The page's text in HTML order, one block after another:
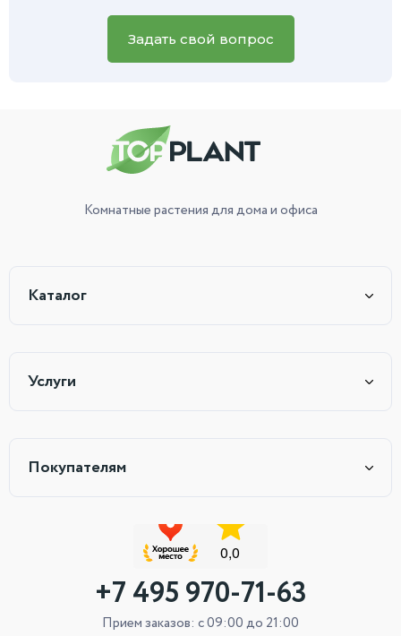
вашего зеленого питомца, и наш специалист обязательно
Задать свой вопрос
Комнатные растениядля дома и офиса
Каталог
Услуги
Покупателям
+7 495 970-71-63
Прием заказов: с 09:00 до 21:00